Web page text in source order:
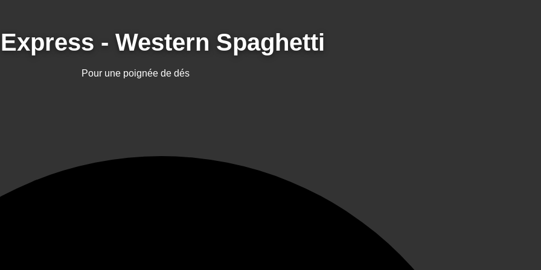
- Western Spaghetti
Pour une poignée de dés